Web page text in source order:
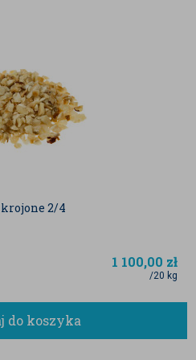
2/4
1 100,00 zł
/20 kg
do koszyka